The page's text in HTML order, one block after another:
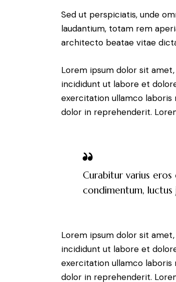
Sed ut perspiciatis, unde
laudantium, totam rem
architecto beatae vitae
Lorem ipsum dolor sit
incididunt ut labore et
exercitation ullamco laboris
dolor in reprehenderit.
Curabitur varius
condimentum,
Lorem ipsum dolor sit
incididunt ut labore et
exercitation ullamco laboris
dolor in reprehenderit.